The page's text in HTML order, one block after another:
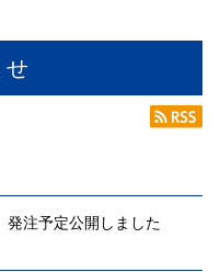
せ
発注予定公開しました